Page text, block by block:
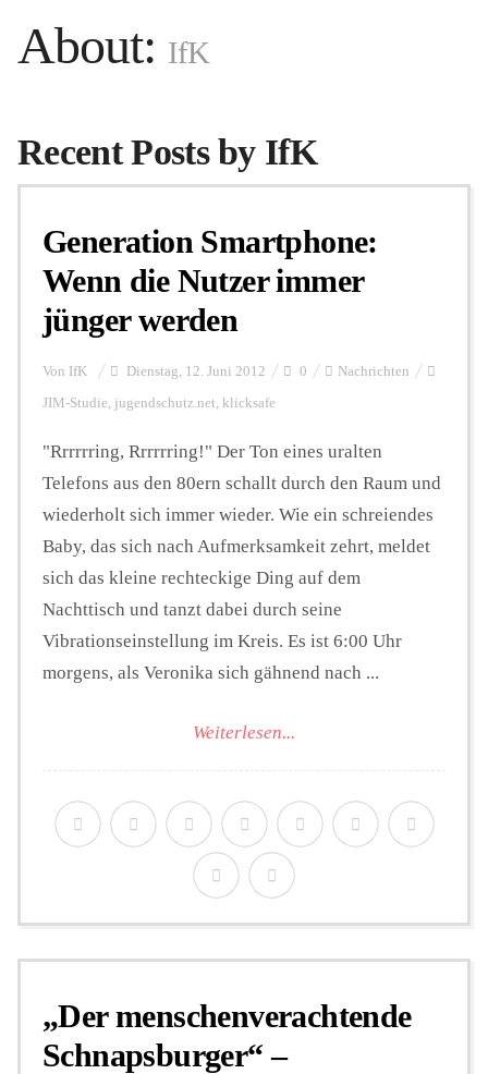
Personalien
Hintergrund
FUNKTURM-Beiträge
Podcast
Unterstützen
About: IfK
Recent Posts by IfK
Generation Smartphone:
Wenn die Nutzer immer
jünger werden
Von IfK Dienstag, 12. Juni 2012 0 Nachrichten
JIM-Studie, jugendschutz.net, klicksafe
"Rrrrrring, Rrrrrring!" Der Ton eines uralten
Telefons aus den 80ern schallt durch den Raum und
wiederholt sich immer wieder. Wie ein schreiendes
Baby, das sich nach Aufmerksamkeit zehrt, meldet
sich das kleine rechteckige Ding auf dem
Nachttisch und tanzt dabei durch seine
Vibrationseinstellung im Kreis. Es ist 6:00 Uhr
morgens, als Veronika sich gähnend nach ...
Weiterlesen...
„Der menschenverachtende
Schnapsburger“ –